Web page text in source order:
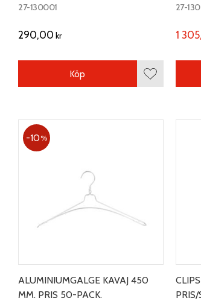
27-130001
290,00 kr
Lägg till i
Köp
27-
1
ALUMINIUMGALGE KAVAJ 450
MM. PRIS 50-PACK.
10%
PRIS/